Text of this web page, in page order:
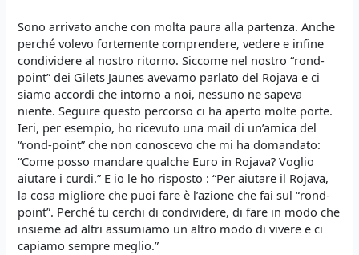
Sono arrivato anche con molta paura alla partenza. Anche
perché volevo fortemente comprendere, vedere e infine
condividere al nostro ritorno. Siccome nel nostro “rond-
point” dei Gilets Jaunes avevamo parlato del Rojava e ci
siamo accordi che intorno a noi, nessuno ne sapeva
niente. Seguire questo percorso ci ha aperto molte porte.
Ieri, per esempio, ho ricevuto una mail di un’amica del
“rond-point” che non conoscevo che mi ha domandato:
“Come posso mandare qualche Euro in Rojava? Voglio
aiutare i curdi.” E io le ho risposto : “Per aiutare il Rojava,
la cosa migliore che puoi fare è l’azione che fai sul “rond-
point”. Perché tu cerchi di condividere, di fare in modo che
insieme ad altri assumiamo un altro modo di vivere e ci
capiamo sempre meglio.”